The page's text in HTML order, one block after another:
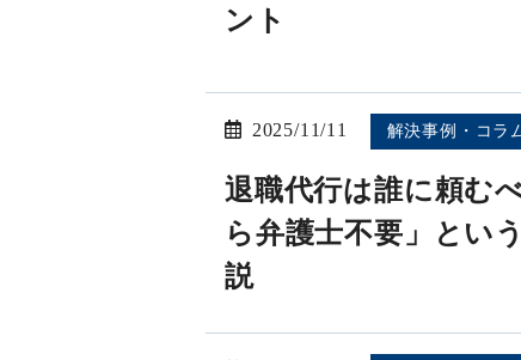
ント
2025/11/11 解決事例・コラ
退職代行は誰に頼む
ら弁護士不要」とい
説